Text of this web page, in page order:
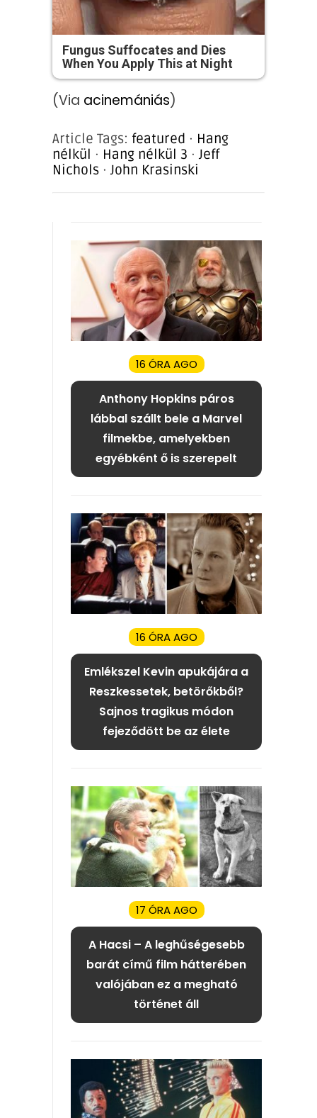
Fungus Suffocates and Dies
When You Apply This at Night
(Via acinemániás)
Article Tags: featured · Hang
nélkül · Hang nélkül 3 · Jeff
Nichols · John Krasinski
16 ÓRA AGO
Anthony Hopkins páros
lábbal szállt bele a Marvel
filmekbe, amelyekben
egyébként ő is szerepelt
16 ÓRA AGO
Emlékszel Kevin apukájára a
Reszkessetek, betörőkből?
Sajnos tragikus módon
fejeződött be az élete
17 ÓRA AGO
A Hacsi – A leghűségesebb
barát című film hátterében
valójában ez a megható
történet áll